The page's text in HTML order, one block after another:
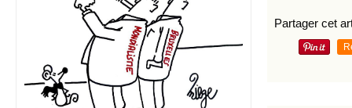
Partager cet